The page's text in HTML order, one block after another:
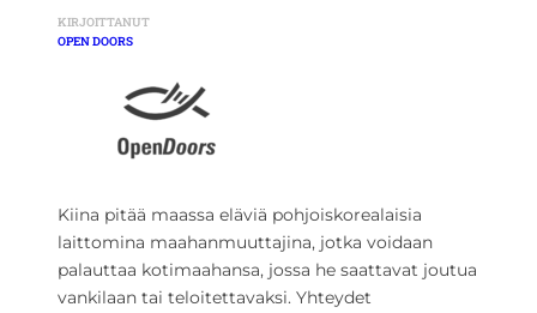
KIRJOITTANUT
OPEN DOORS
Kiina pitää maassa eläviä pohjoiskorealaisia
laittomina maahanmuuttajina, jotka voidaan
palauttaa kotimaahansa, jossa he saattavat joutua
vankilaan tai teloitettavaksi. Yhteydet